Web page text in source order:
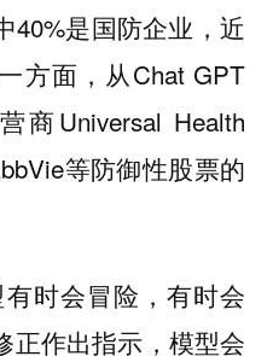
40%是国防企业，近
方面，从Chat GPT
Universal Health
等防御性股票的
时会冒险，有时会
正作出指示，模型会